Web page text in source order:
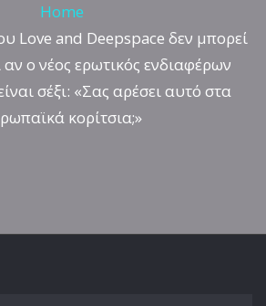
Home
Love and Deepspace δεν μπορεί
ο νέος ερωτικός ενδιαφέρων
σέξι: «Σας αρέσει αυτό στα
κορίτσια;»